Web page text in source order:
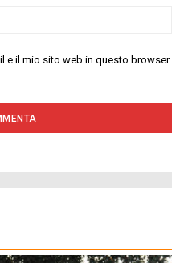
e il mio sito web in questo browser